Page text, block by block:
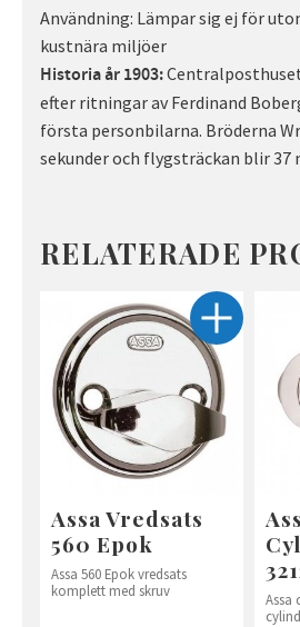
Användning: Lämpar sig ej för
kustnära miljöer
Historia år 1903:
efter ritningar av Ferdinand
första personbilarna. Bröderna
sekunder och flygsträckan blir 37
RELATERADE
Assa Vredsats
560 Epok
Assa 560 Epok vredsats
komplett med skruv
Assa